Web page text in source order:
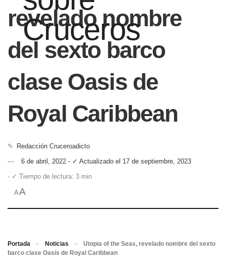
revelado nombre
del sexto barco
clase Oasis de
Royal Caribbean
✎
Redacción Cruceroadicto
6 de abril, 2022 - ✓ Actualizado el 17 de septiembre, 2023
- ✓ Tiempo de lectura: 3 min
AA
Portada » Noticias »
Utopia of the Seas, revelado nombre del sexto
barco clase Oasis de Royal Caribbean